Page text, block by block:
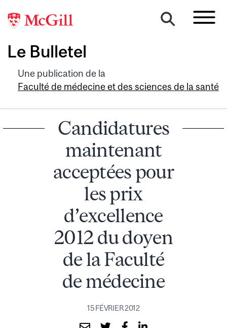
Le Bulletel
Une publication de la
Faculté de médecine et des sciences de la santé
Candidatures
maintenant
acceptées pour
les prix
d’excellence
2012 du doyen
de la Faculté
de médecine
15 FÉVRIER 2012